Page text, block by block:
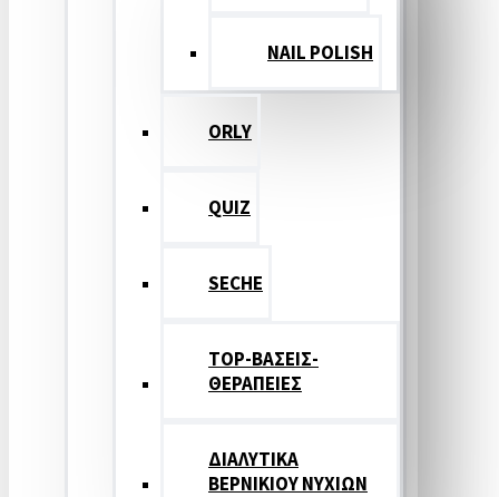
NAIL POLISH
ORLY
QUIZ
SECHE
TOP-ΒΑΣΕΙΣ-
ΘΕΡΑΠΕΙΕΣ
ΔΙΑΛΥΤΙΚΑ
ΒΕΡΝΙΚΙΟΥ ΝΥΧΙΩΝ